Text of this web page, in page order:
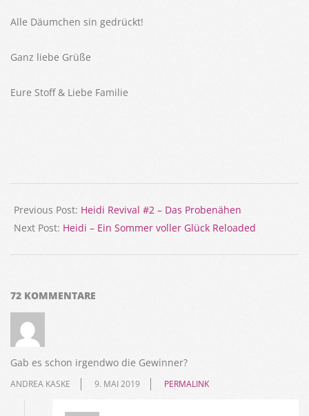
Alle Däumchen sin gedrückt!
Ganz liebe Grüße
Eure Stoff & Liebe Familie
04-
17
Previous Post: Heidi Revival #2 – Das Probenähen
Next Post: Heidi – Ein Sommer voller Glück Reloaded
72 KOMMENTARE
Gab es schon irgendwo die Gewinner?
ANDREA KASKE 9. MAI 2019 PERMALINK